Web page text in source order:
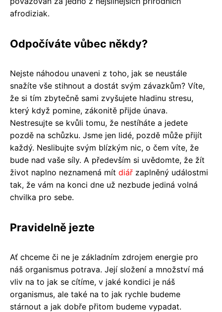
afrodiziak.
Odpočíváte vůbec někdy?
Nejste náhodou unaveni z toho, jak se neustále
snažíte vše stihnout a dostát svým závazkům? Víte,
že si tím zbytečně sami zvyšujete hladinu stresu,
který když pomine, zákonitě přijde únava.
Nestresujte se kvůli tomu, že nestíháte a jedete
pozdě na schůzku. Jsme jen lidé, pozdě může přijít
každý. Neslibujte svým blízkým nic, o čem víte, že
bude nad vaše síly. A především si uvědomte, že žít
život naplno neznamená mít diář zaplněný událostmi
tak, že vám na konci dne už nezbude jediná volná
chvilka pro sebe.
Pravidelně jezte
Ať chceme či ne je základním zdrojem energie pro
náš organismus potrava. Její složení a množství má
vliv na to jak se cítíme, v jaké kondici je náš
organismus, ale také na to jak rychle budeme
stárnout a jak dobře přitom budeme vypadat.